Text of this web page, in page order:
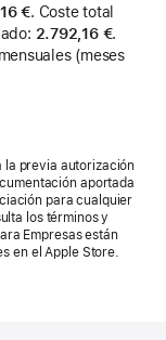
€. Coste total
: 2.792,16 €.
(meses
la previa autorización
aportada
para cualquier
los términos y
Empresas están
en el Apple Store.